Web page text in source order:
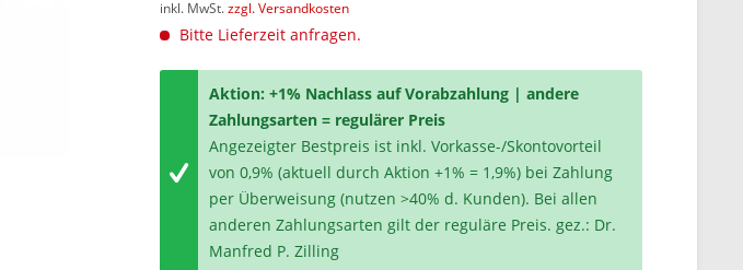
inkl. MwSt.zzgl. Versandkosten
Bitte Lieferzeit anfragen.
Aktion: +1% Nachlass auf Vorabzahlung | andere
Zahlungsarten = regulärer Preis
Angezeigter Bestpreis ist inkl. Vorkasse-/Skontovorteil
von 0,9% (aktuell durch Aktion +1% = 1,9%) bei Zahlung
per Überweisung (nutzen >40% d. Kunden). Bei allen
anderen Zahlungsarten gilt der reguläre Preis. gez.: Dr.
Manfred P. Zilling